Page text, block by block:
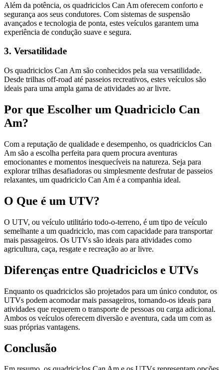
Além da potência, os quadriciclos Can Am oferecem conforto e
segurança aos seus condutores. Com sistemas de suspensão
avançados e tecnologia de ponta, estes veículos garantem uma
experiência de condução suave e segura.
3. Versatilidade
Os quadriciclos Can Am são conhecidos pela sua versatilidade.
Desde trilhas off-road até passeios recreativos, estes veículos são
ideais para uma ampla gama de atividades ao ar livre.
Por que Escolher um Quadriciclo Can
Am?
Com a reputação de qualidade e desempenho, os quadriciclos Can
Am são a escolha perfeita para quem procura aventuras
emocionantes e momentos inesquecíveis na natureza. Seja para
explorar trilhas desafiadoras ou simplesmente desfrutar de passeios
relaxantes, um quadriciclo Can Am é a companhia ideal.
O Que é um UTV?
O UTV, ou veículo utilitário todo-o-terreno, é um tipo de veículo
semelhante a um quadriciclo, mas com capacidade para transportar
mais passageiros. Os UTVs são ideais para atividades como
agricultura, caça, resgate e recreação ao ar livre.
Diferenças entre Quadriciclos e UTVs
Enquanto os quadriciclos são projetados para um único condutor, os
UTVs podem acomodar mais passageiros, tornando-os ideais para
atividades que requerem o transporte de pessoas ou carga adicional.
Ambos os veículos oferecem diversão e aventura, cada um com as
suas próprias vantagens.
Conclusão